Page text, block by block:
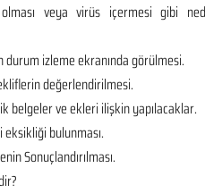
olması veya virüs içermesi gibi
durum izleme ekranında görülmesi.
değerlendirilmesi.
belgeler ve ekleri ilişkin yapılacaklar.
bulunması.
Sonuçlandırılması.